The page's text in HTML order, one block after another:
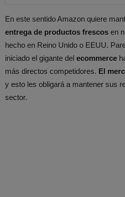
En este sentido Amazon quiere
entrega de productos frescos en
hecho en Reino Unido o EEUU.
iniciado el gigante del ecommerce
más directos competidores. El
y esto les obligará a mantener sus
sector.